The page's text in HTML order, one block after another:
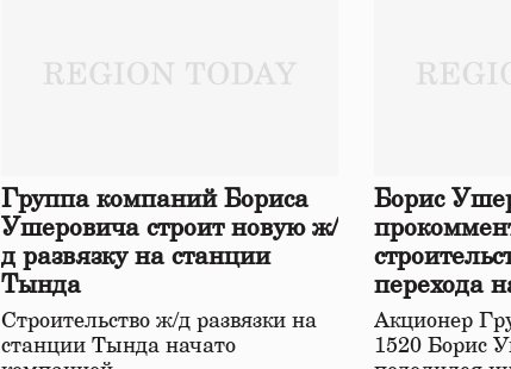
Группа компаний Бориса
Ушеровича строит новую ж/
д развязку на станции
Тында
Строительство ж/д развязки на
станции Тында начато
Борис
перехода
железной
Акционер
1520 Борис